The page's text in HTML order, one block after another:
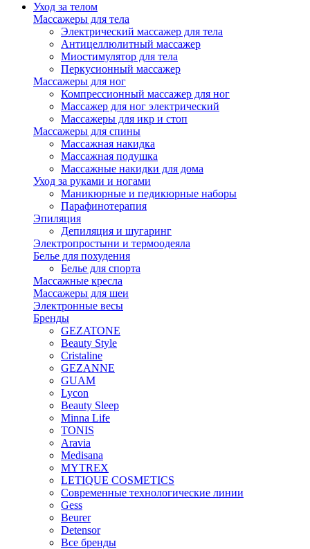
Уход за телом
Массажеры для тела
Электрический массажер для тела
Антицеллюлитный массажер
Миостимулятор для тела
Перкусионный массажер
Массажеры для ног
Компрессионный массажер для ног
Массажер для ног электрический
Массажеры для икр и стоп
Массажеры для спины
Массажная накидка
Массажная подушка
Массажные накидки для дома
Уход за руками и ногами
Маникюрные и педикюрные наборы
Парафинотерапия
Эпиляция
Депиляция и шугаринг
Электропростыни и термоодеяла
Белье для похудения
Белье для спорта
Массажные кресла
Массажеры для шеи
Электронные весы
Бренды
GEZATONE
Beauty Style
Cristaline
GEZANNE
GUAM
Lycon
Beauty Sleep
Minna Life
TONIS
Aravia
Medisana
MYTREX
LETIQUE COSMETICS
Современные технологические линии
Gess
Beurer
Detensor
Все бренды